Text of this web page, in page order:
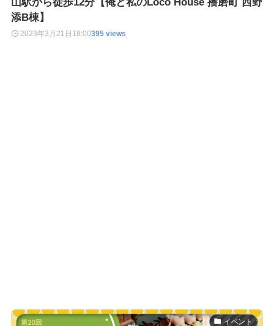
添B棟】
2023年3月21日 18:00395 views
イベント